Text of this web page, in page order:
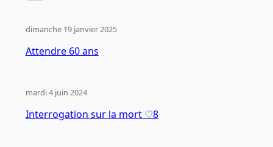
Attendre 60 ans
dimanche 19 janvier 2025
Interrogation sur la mort ♡8
mardi 4 juin 2024